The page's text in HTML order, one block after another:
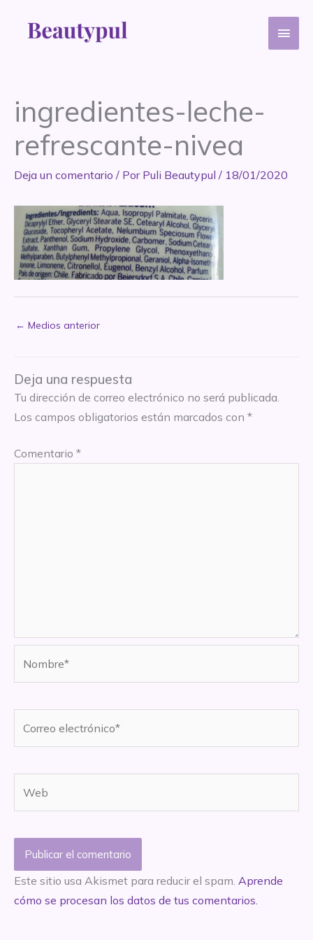
ingredientes-leche-
refrescante-nivea
Deja un comentario / Por Puli Beautypul / 18/01/2020
← Medios anterior
Deja una respuesta
Tu dirección de correo electrónico no será publicada.
Los campos obligatorios están marcados con *
Comentario *
Este sitio usa Akismet para reducir el spam. Aprende
cómo se procesan los datos de tus comentarios.